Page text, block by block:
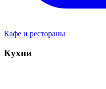
Кафе и рестораны
Кухни